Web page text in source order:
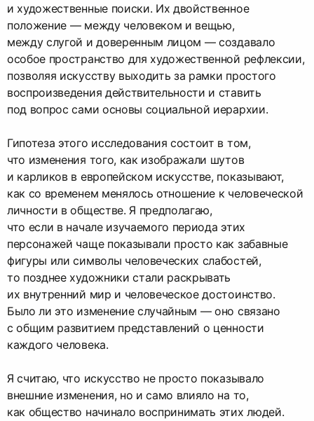
и художественные поиски. Их двойственное
положение — между человеком и вещью,
между слугой и доверенным лицом — создавало
особое пространство для художественной рефлексии,
позволяя искусству выходить за рамки простого
воспроизведения действительности и ставить
под вопрос сами основы социальной иерархии.
Гипотеза этого исследования состоит в том,
что изменения того, как изображали шутов
и карликов в европейском искусстве, показывают,
как со временем менялось отношение к человеческой
личности в обществе. Я предполагаю,
что если в начале изучаемого периода этих
персонажей чаще показывали просто как забавные
фигуры или символы человеческих слабостей,
то позднее художники стали раскрывать
их внутренний мир и человеческое достоинство.
Было ли это изменение случайным — оно связано
с общим развитием представлений о ценности
каждого человека.
Я считаю, что искусство не просто показывало
внешние изменения, но и само влияло на то,
как общество начинало воспринимать этих людей.